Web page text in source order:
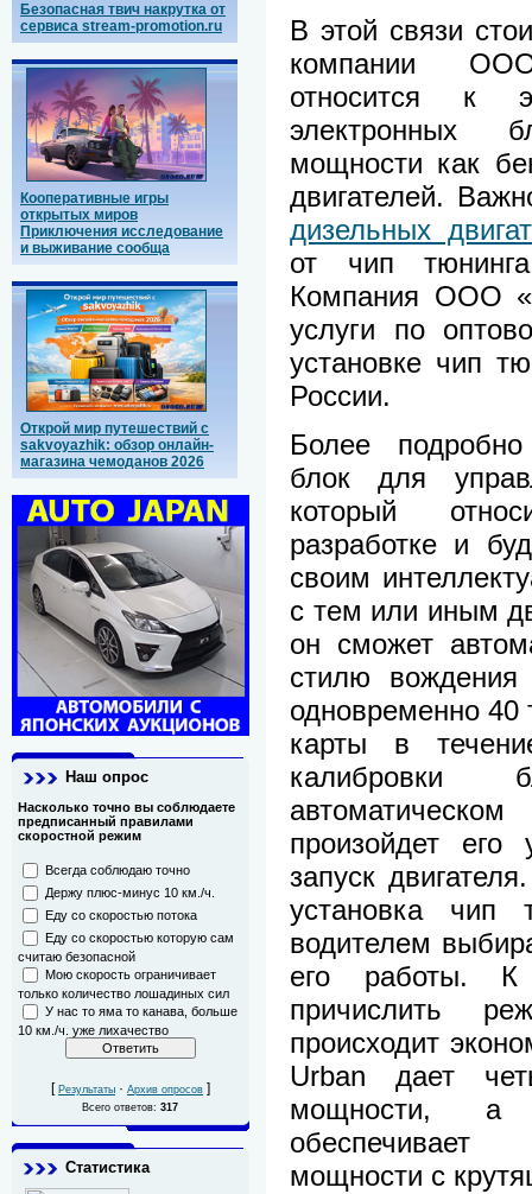
Безопасная твич накрутка от
сервиса stream-promotion.ru
Кооперативные игры
открытых миров
Приключения исследование
и выживание сообща
Открой мир путешествий с
sakvoyazhik: обзор онлайн-
магазина чемоданов 2026
Наш опрос
Насколько точно вы соблюдаете
предписанный правилами
скоростной режим
Всегда соблюдаю точно
Держу плюс-минус 10 км./ч.
Еду со скоростью потока
Еду со скоростью которую сам
считаю безопасной
Мою скорость ограничивает
только количество лошадиных сил
У нас то яма то канава, больше
10 км./ч. уже лихачество
[ Результаты · Архив опросов ]
Всего ответов:317
Статистика
В этой связи
компании
относится к
электронных
мощности как
двигателей.
дизельных
от чип
Компания ООО
услуги по
установке чип
России.
Более
блок для
который
разработке и
своим
с тем или иным
он сможет
стилю вождения
одновременно 40
карты в
калибровки
произойдет его
запуск
установка чип
водителем
его работы. К
причислить
происходит
Urban дает
мощности, а
мощности с